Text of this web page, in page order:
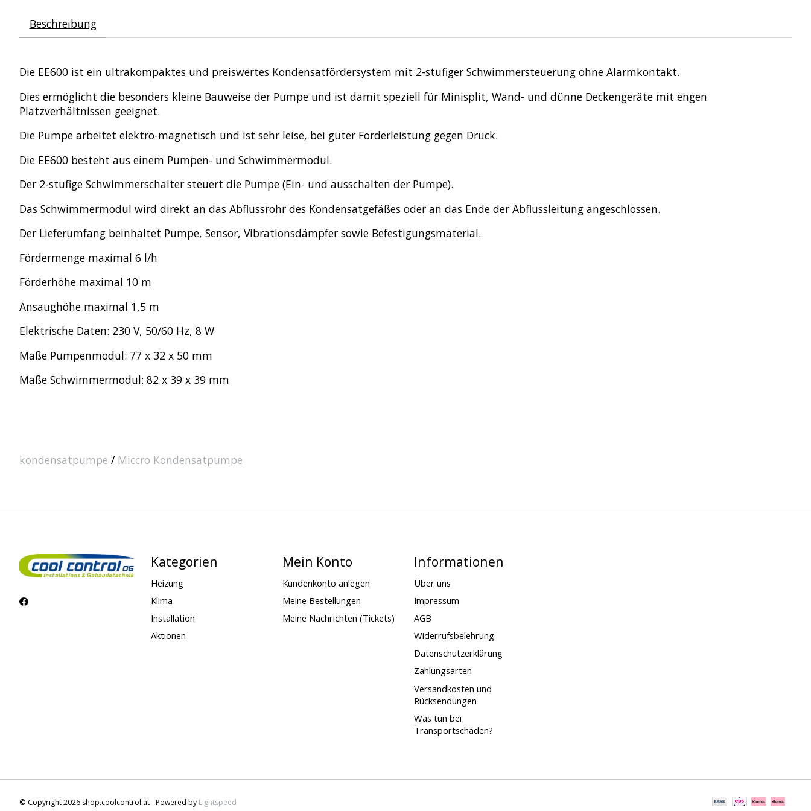
Beschreibung
Die EE600 ist ein ultrakompaktes und preiswertes Kondensatfördersystem mit 2-stufiger Schwimmersteuerung ohne Alarmkontakt.
Dies ermöglicht die besonders kleine Bauweise der Pumpe und ist damit speziell für Minisplit, Wand- und dünne Deckengeräte mit engen
Platzverhältnissen geeignet.
Die Pumpe arbeitet elektro-magnetisch und ist sehr leise, bei guter Förderleistung gegen Druck.
Die EE600 besteht aus einem Pumpen- und Schwimmermodul.
Der 2-stufige Schwimmerschalter steuert die Pumpe (Ein- und ausschalten der Pumpe).
Das Schwimmermodul wird direkt an das Abflussrohr des Kondensatgefäßes oder an das Ende der Abflussleitung angeschlossen.
Der Lieferumfang beinhaltet Pumpe, Sensor, Vibrationsdämpfer sowie Befestigungsmaterial.
Fördermenge maximal 6 l/h
Förderhöhe maximal 10 m
Ansaughöhe maximal 1,5 m
Elektrische Daten: 230 V, 50/60 Hz, 8 W
Maße Pumpenmodul: 77 x 32 x 50 mm
Maße Schwimmermodul: 82 x 39 x 39 mm
kondensatpumpe / Miccro Kondensatpumpe
Kategorien
Heizung
Klima
Installation
Aktionen
Mein Konto
Kundenkonto anlegen
Meine Bestellungen
Meine Nachrichten (Tickets)
Informationen
Über uns
Impressum
AGB
Widerrufsbelehrung
Datenschutzerklärung
Zahlungsarten
Versandkosten und
Rücksendungen
Was tun bei
Transportschäden?
© Copyright 2026 shop.coolcontrol.at - Powered by Lightspeed